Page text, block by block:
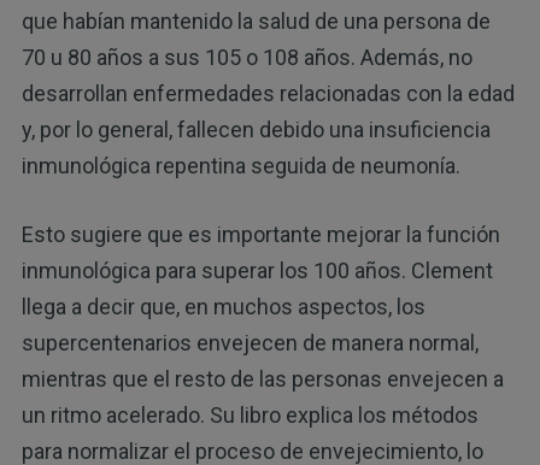
que habían mantenido la salud de una persona de
70 u 80 años a sus 105 o 108 años. Además, no
desarrollan enfermedades relacionadas con la edad
y, por lo general, fallecen debido una insuficiencia
inmunológica repentina seguida de neumonía.
Esto sugiere que es importante mejorar la función
inmunológica para superar los 100 años. Clement
llega a decir que, en muchos aspectos, los
supercentenarios envejecen de manera normal,
mientras que el resto de las personas envejecen a
un ritmo acelerado. Su libro explica los métodos
para normalizar el proceso de envejecimiento, lo